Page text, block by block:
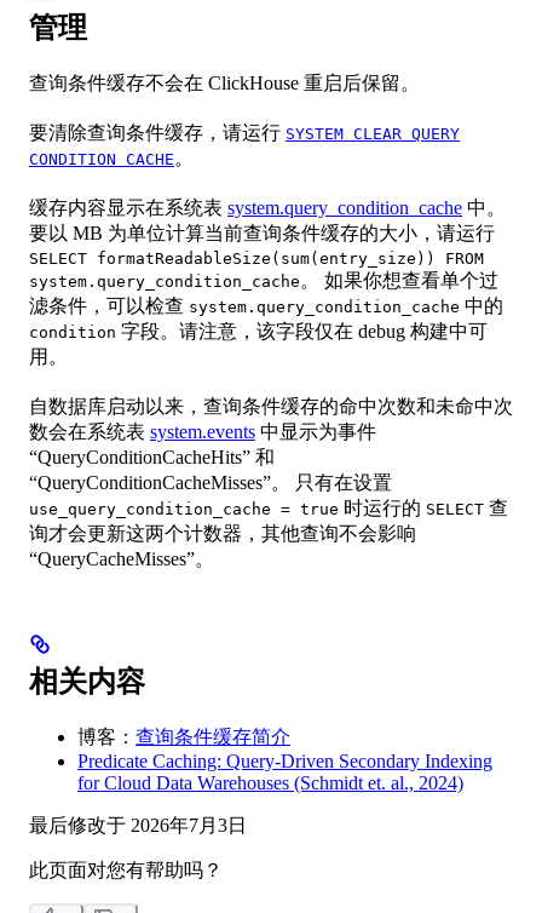
管理
查询条件缓存不会在 ClickHouse 重启后保留。
要清除查询条件缓存，请运行 SYSTEM CLEAR QUERY
CONDITION CACHE 。
缓存内容显示在系统表 system.query_condition_cache 中。
要以 MB 为单位计算当前查询条件缓存的大小，请运行
SELECT formatReadableSize(sum(entry_size)) FROM
system.query_condition_cache 。 如果你想查看单个过
滤条件，可以检查 system.query_condition_cache 中的
condition 字段。请注意，该字段仅在 debug 构建中可
用。
自数据库启动以来，查询条件缓存的命中次数和未命中次
数会在系统表 system.events 中显示为事件
“QueryConditionCacheHits” 和
“QueryConditionCacheMisses”。 只有在设置
use_query_condition_cache = true 时运行的 SELECT 查
询才会更新这两个计数器，其他查询不会影响
“QueryCacheMisses”。
相关内容
博客： 查询条件缓存简介
Predicate Caching: Query-Driven Secondary Indexing
for Cloud Data Warehouses (Schmidt et. al., 2024)
最后修改于 2026年7月3日
此页面对您有帮助吗？